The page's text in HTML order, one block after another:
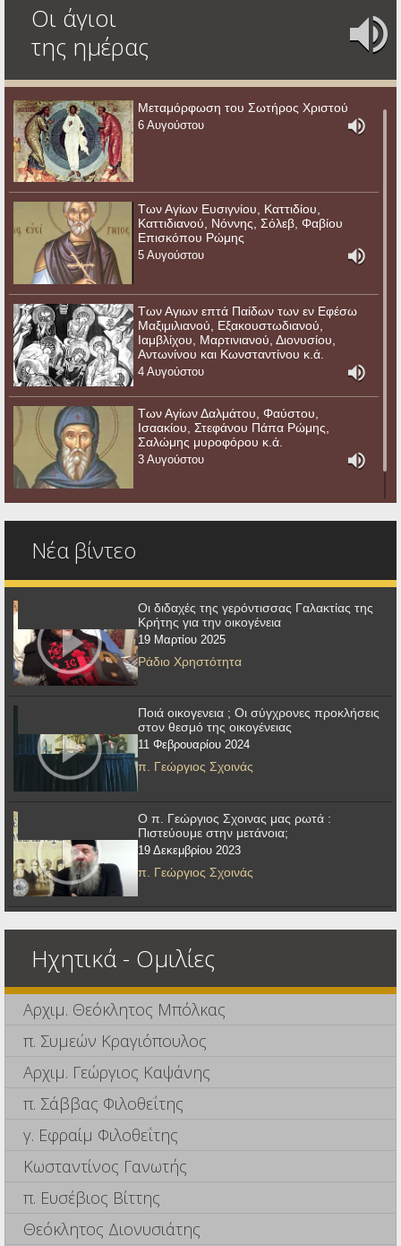
Οι άγιοι
της ημέρας
Μεταμόρφωση του Σωτήρος Χριστού
6 Αυγούστου
Των Αγίων Ευσιγνίου, Καττιδίου,
Καττιδιανού, Νόννης, Σόλεβ, Φαβίου
Επισκόπου Ρώμης
5 Αυγούστου
Των Αγιων επτά Παίδων των εν Εφέσω
Μαξιμιλιανού, Εξακουστωδιανού,
Ιαμβλίχου, Μαρτινιανού, Διονυσίου,
Αντωνίνου και Κωνσταντίνου κ.ά.
4 Αυγούστου
Των Αγίων Δαλμάτου, Φαύστου,
Ισαακίου, Στεφάνου Πάπα Ρώμης,
Σαλώμης μυροφόρου κ.ά.
3 Αυγούστου
Νέα βίντεο
Οι διδαχές της γερόντισσας Γαλακτίας της
Κρήτης για την οικογένεια
19 Μαρτίου 2025
Ράδιο Χρηστότητα
Ποιά οικογενεια ; Οι σύγχρονες προκλήσεις
στον θεσμό της οικογένειας
11 Φεβρουαρίου 2024
π. Γεώργιος Σχοινάς
Ο π. Γεώργιος Σχοινας μας ρωτά :
Πιστεύουμε στην μετάνοια;
19 Δεκεμβρίου 2023
π. Γεώργιος Σχοινάς
Ηχητικά - Ομιλίες
Αρχιμ. Θεόκλητος Μπόλκας
π. Συμεών Κραγιόπουλος
Αρχιμ. Γεώργιος Καψάνης
π. Σάββας Φιλοθεΐτης
γ. Εφραίμ Φιλοθεΐτης
Κωσταντίνος Γανωτής
π. Ευσέβιος Βίττης
Θεόκλητος Διονυσιάτης